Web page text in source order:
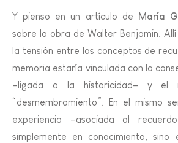
Y pienso en un artículo de
María
sobre la obra de Walter Benjamin.
la tensión entre los conceptos de
memoria estaría vinculada con la
–ligada a la historicidad– y el
“desmembramiento”. En el mismo
experiencia –asociada al
simplemente en conocimiento, sino